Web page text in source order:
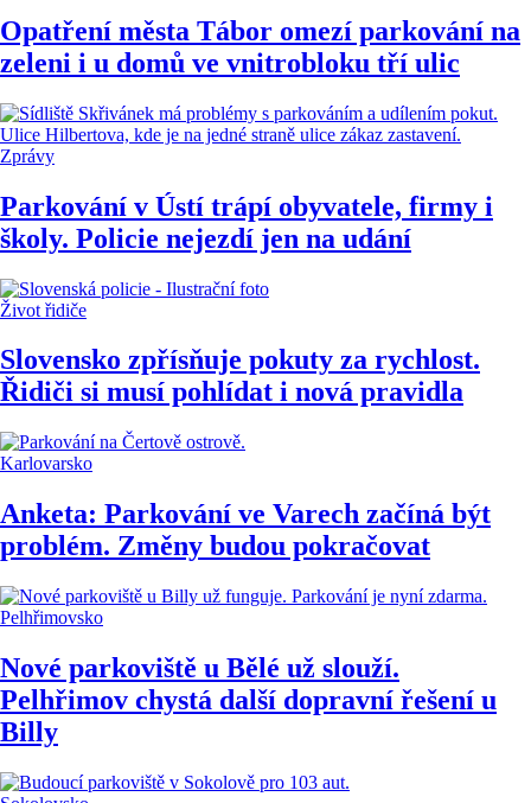
Opatření města Tábor omezí parkování na
zeleni i u domů ve vnitrobloku tří ulic
Zprávy
Parkování v Ústí trápí obyvatele, firmy i
školy. Policie nejezdí jen na udání
Život řidiče
Slovensko zpřísňuje pokuty za rychlost.
Řidiči si musí pohlídat i nová pravidla
Karlovarsko
Anketa: Parkování ve Varech začíná být
problém. Změny budou pokračovat
Pelhřimovsko
Nové parkoviště u Bělé už slouží.
Pelhřimov chystá další dopravní řešení u
Billy